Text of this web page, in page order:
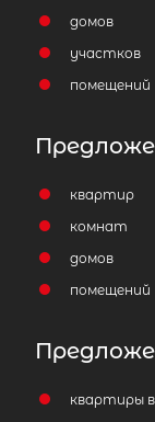
Жилой
домов
участков
помещений
квартир
комнат
домов
помещений
квартиры